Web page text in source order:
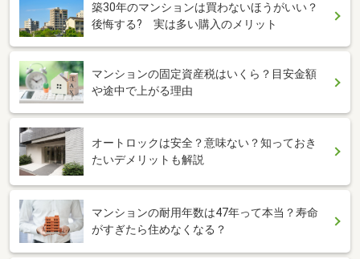
築30年のマンションは買わないほうがいい？
後悔する? 実は多い購入のメリット
マンションの固定資産税はいくら？目安金額
や途中で上がる理由
オートロックは安全？意味ない？知っておき
たいデメリットも解説
マンションの耐用年数は47年って本当？寿命
がすぎたら住めなくなる？